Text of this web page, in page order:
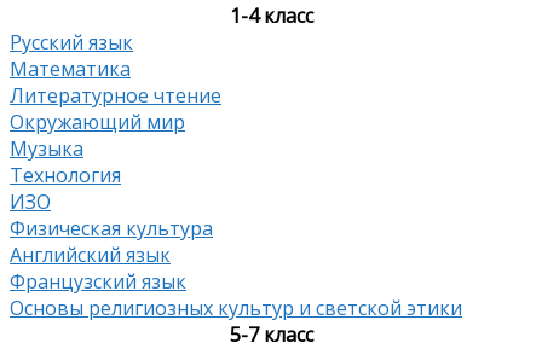
1-4 класс
Русский язык
Математика
Литературное чтение
Окружающий мир
Музыка
Технология
ИЗО
Физическая культура
Английский язык
Французский язык
Основы религиозных культур и светской этики
5-7 класс